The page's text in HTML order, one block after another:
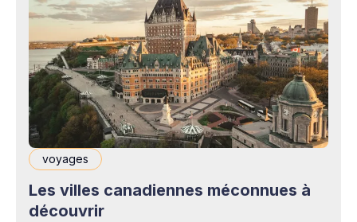
voyages
Les villes canadiennes méconnues à
découvrir